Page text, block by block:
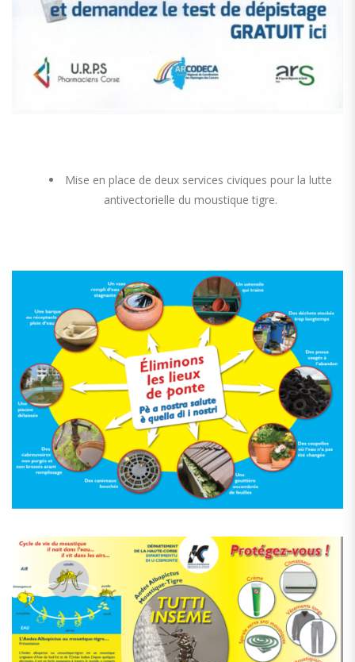
Mise en place de deux services civiques pour la lutte
antivectorielle du moustique tigre.